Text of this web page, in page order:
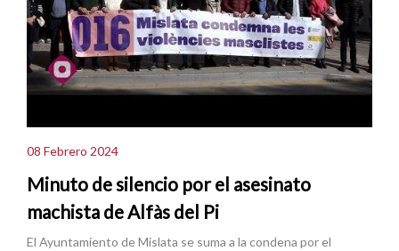
08 Febrero 2024
Minuto de silencio por el asesinato
machista de Alfàs del Pi
El Ayuntamiento de Mislata se suma a la condena por el